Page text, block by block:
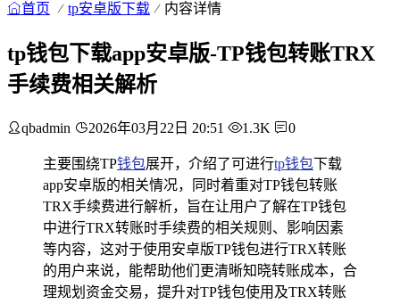
首页 tp安卓版下载 内容详情
tp钱包下载app安卓版-TP钱包转账TRX
手续费相关解析
qbadmin 2026年03月22日 20:51 1.3K 0
主要围绕TP钱包展开，介绍了可进行tp钱包下载
app安卓版的相关情况，同时着重对TP钱包转账
TRX手续费进行解析，旨在让用户了解在TP钱包
中进行TRX转账时手续费的相关规则、影响因素
等内容，这对于使用安卓版TP钱包进行TRX转账
的用户来说，能帮助他们更清晰知晓转账成本，合
理规划资金交易，提升对TP钱包使用及TRX转账